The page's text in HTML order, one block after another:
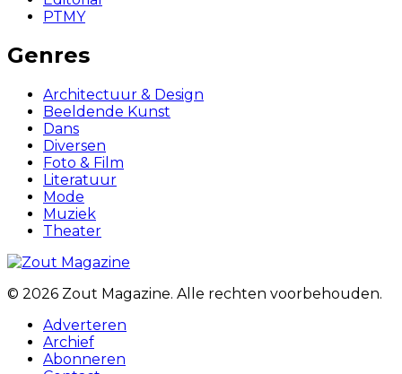
PTMY
Genres
Architectuur & Design
Beeldende Kunst
Dans
Diversen
Foto & Film
Literatuur
Mode
Muziek
Theater
© 2026 Zout Magazine. Alle rechten voorbehouden.
Adverteren
Archief
Abonneren